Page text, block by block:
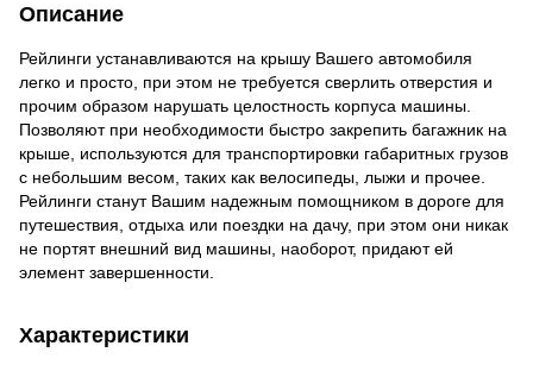
Описание
Рейлинги устанавливаются на крышу Вашего автомобиля
легко и просто, при этом не требуется сверлить отверстия и
прочим образом нарушать целостность корпуса машины.
Позволяют при необходимости быстро закрепить багажник на
крыше, используются для транспортировки габаритных грузов
с небольшим весом, таких как велосипеды, лыжи и прочее.
Рейлинги станут Вашим надежным помощником в дороге для
путешествия, отдыха или поездки на дачу, при этом они никак
не портят внешний вид машины, наоборот, придают ей
элемент завершенности.
Характеристики